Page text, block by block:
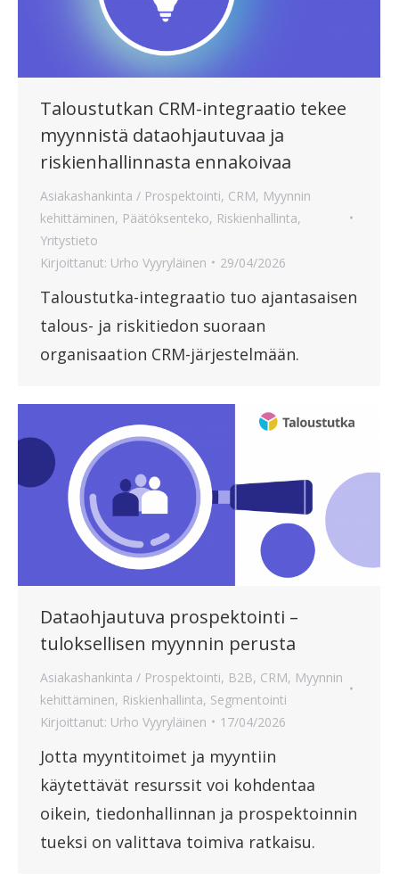
Taloustutkan CRM-integraatio tekee
myynnistä dataohjautuvaa ja
riskienhallinnasta ennakoivaa
Asiakashankinta / Prospektointi, CRM, Myynnin
kehittäminen, Päätöksenteko, Riskienhallinta,
Yritystieto
Kirjoittanut: Urho Vyyryläinen 29/04/2026
Taloustutka-integraatio tuo ajantasaisen
talous- ja riskitiedon suoraan
organisaation CRM-järjestelmään.
Dataohjautuva prospektointi –
tuloksellisen myynnin perusta
Asiakashankinta / Prospektointi, B2B, CRM, Myynnin
kehittäminen, Riskienhallinta, Segmentointi
Kirjoittanut: Urho Vyyryläinen 17/04/2026
Jotta myyntitoimet ja myyntiin
käytettävät resurssit voi kohdentaa
oikein, tiedonhallinnan ja prospektoinnin
tueksi on valittava toimiva ratkaisu.